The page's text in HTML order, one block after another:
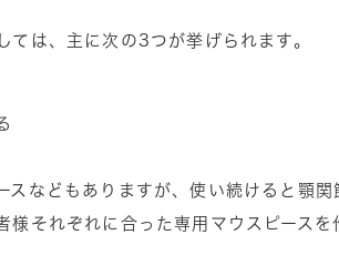
ては、主に次の3つが挙げられます。
スなどもありますが、使い続けると顎
様それぞれに合った専用マウスピースを